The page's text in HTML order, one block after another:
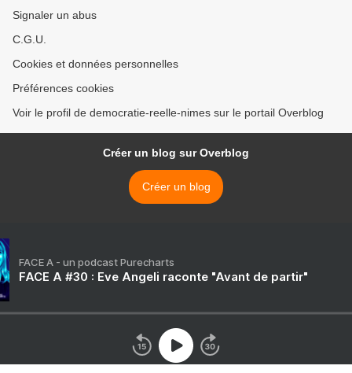
Signaler un abus
C.G.U.
Cookies et données personnelles
Préférences cookies
Voir le profil de democratie-reelle-nimes sur le portail Overblog
Créer un blog sur Overblog
Créer un blog
FACE A - un podcast Purecharts
FACE A #30 : Eve Angeli raconte "Avant de partir"